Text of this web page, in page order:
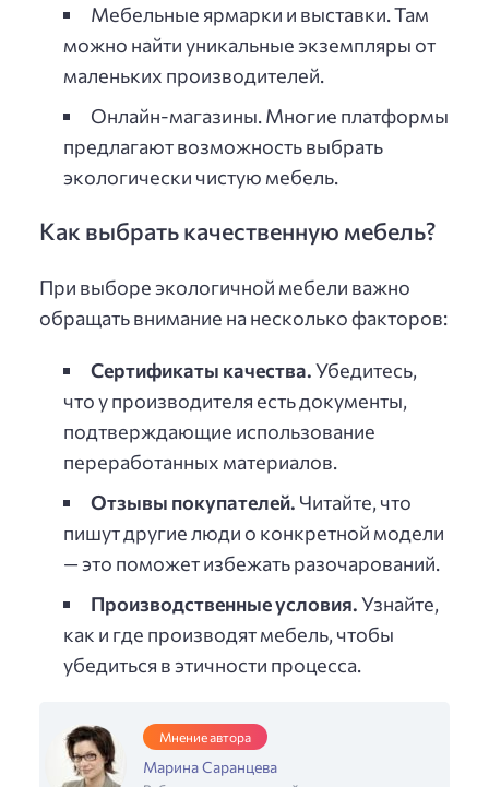
Мебельные ярмарки и выставки. Там
можно найти уникальные экземпляры от
маленьких производителей.
Онлайн-магазины. Многие платформы
предлагают возможность выбрать
экологически чистую мебель.
Как выбрать качественную мебель?
При выборе экологичной мебели важно
обращать внимание на несколько факторов:
Сертификаты качества.Убедитесь,
что у производителя есть документы,
подтверждающие использование
переработанных материалов.
Отзывы покупателей. Читайте, что
пишут другие люди о конкретной модели
— это поможет избежать разочарований.
Производственные условия.Узнайте,
как и где производят мебель, чтобы
убедиться в этичности процесса.
Мнение автора
Марина Саранцева